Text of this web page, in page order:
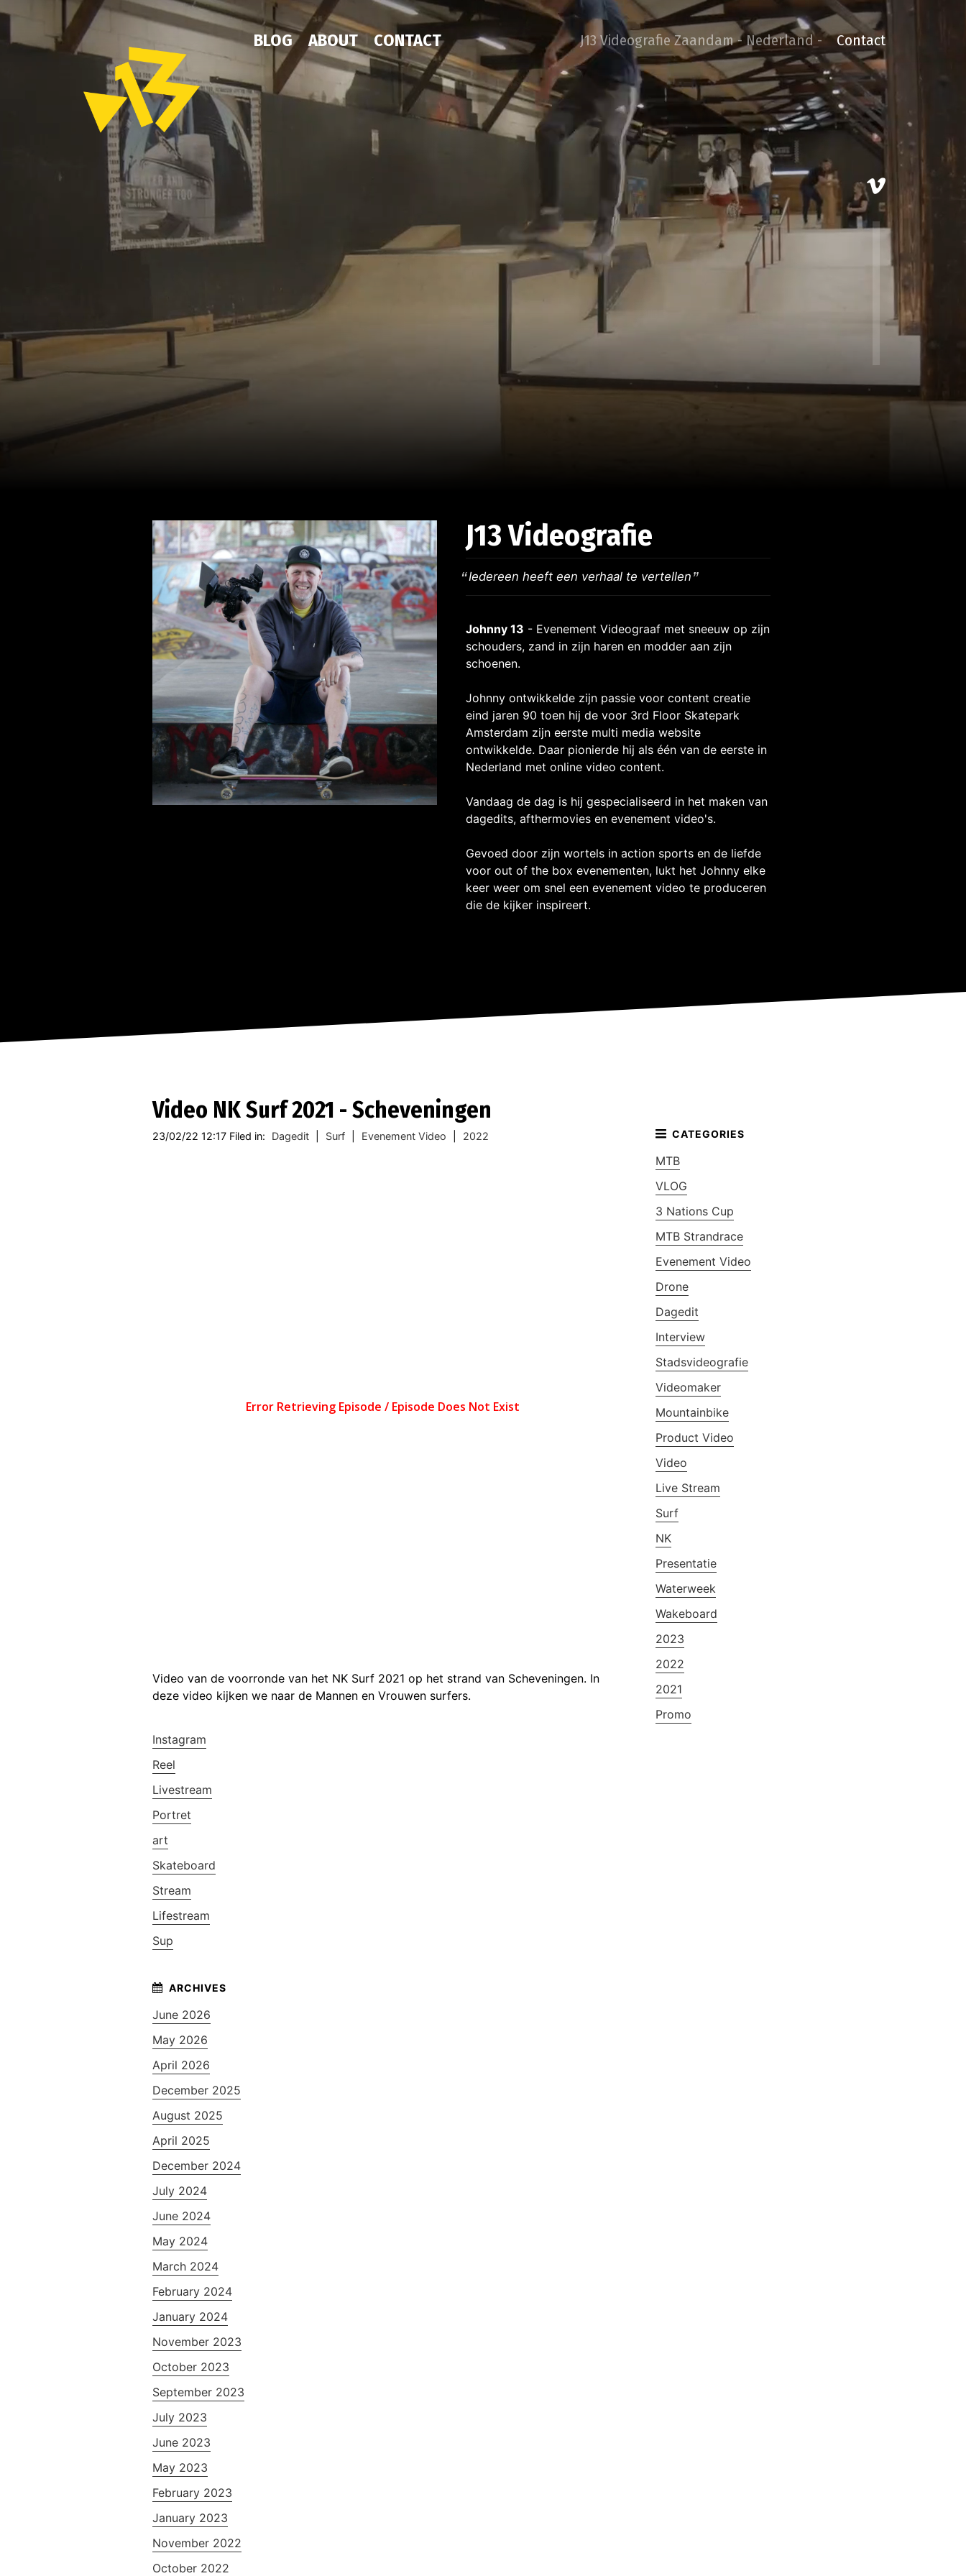
BLOG ABOUT CONTACT J13 Videografie Zaandam - Nederland - Contact
J13 Videografie
Iedereen heeft een verhaal te vertellen
Johnny 13 - Evenement Videograaf met sneeuw op zijn
schouders, zand in zijn haren en modder aan zijn
schoenen.
Johnny ontwikkelde zijn passie voor content creatie
eind jaren 90 toen hij de voor 3rd Floor Skatepark
Amsterdam zijn eerste multi media website
ontwikkelde. Daar pionierde hij als één van de eerste in
Nederland met online video content.
Vandaag de dag is hij gespecialiseerd in het maken van
dagedits, afthermovies en evenement video's.
Gevoed door zijn wortels in action sports en de liefde
voor out of the box evenementen, lukt het Johnny elke
keer weer om snel een evenement video te produceren
die de kijker inspireert.
Video NK Surf 2021 - Scheveningen
23/02/22 12:17 Filed in: Dagedit Surf Evenement Video 2022
Video van de voorronde van het NK Surf 2021 op het strand van Scheveningen. In
deze video kijken we naar de Mannen en Vrouwen surfers.
MTB
VLOG
3 Nations Cup
MTB Strandrace
Evenement Video
Drone
Dagedit
Interview
Stadsvideografie
Videomaker
Mountainbike
Product Video
Video
Live Stream
Surf
NK
Presentatie
Waterweek
Wakeboard
2023
2022
2021
Promo
Instagram
Reel
Livestream
Portret
art
Skateboard
Stream
Lifestream
Sup
June 2026
May 2026
April 2026
December 2025
August 2025
April 2025
December 2024
July 2024
June 2024
May 2024
March 2024
February 2024
January 2024
November 2023
October 2023
September 2023
July 2023
June 2023
May 2023
February 2023
January 2023
November 2022
October 2022